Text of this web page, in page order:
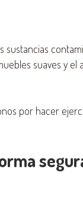
suaves y
por hacer